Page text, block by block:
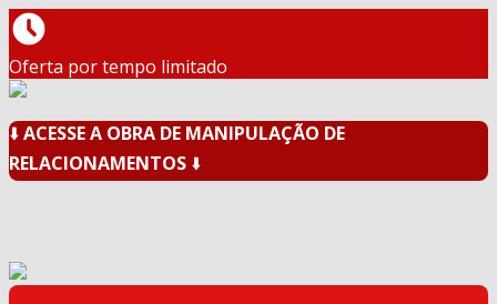
Oferta por tempo limitado
⬇️ACESSE A OBRA DE MANIPULAÇÃO DE
RELACIONAMENTOS ⬇️